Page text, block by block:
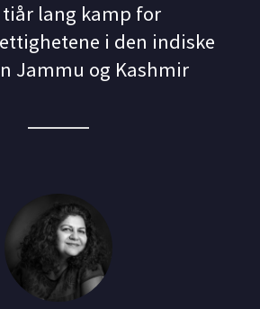
tiår lang kamp for
i den indiske
Jammu og Kashmir